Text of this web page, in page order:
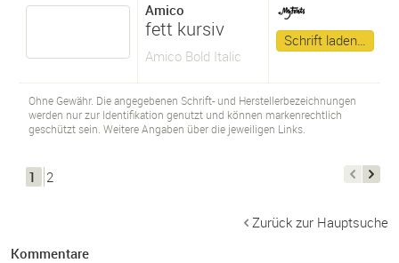
Amico
fett kursiv
Amico Bold Italic
Schrift laden…
Ohne Gewähr. Die angegebenen Schrift- und Herstellerbezeichnungen
werden nur zur Identifikation genutzt und können markenrechtlich
geschützt sein. Weitere Angaben über die jeweiligen Links.
1 2
Zurück zur Hauptsuche
Kommentare